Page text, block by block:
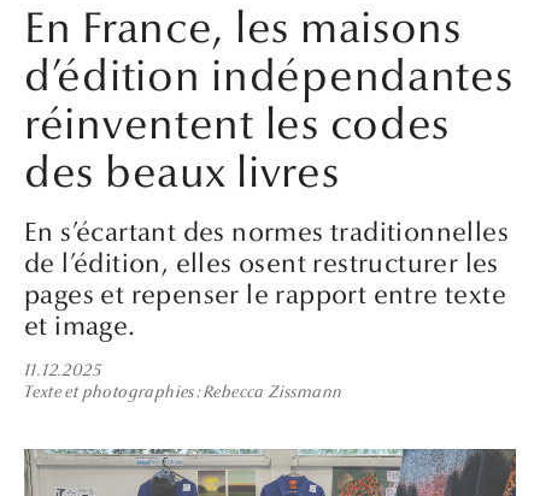
En France, les maisons
d’édition indépendantes
réinventent les codes
des beaux livres
En s’écartant des normes traditionnelles
de l’édition, elles osent restructurer les
pages et repenser le rapport entre texte
et image.
11.12.2025
Texte et photographies Rebecca Zissmann